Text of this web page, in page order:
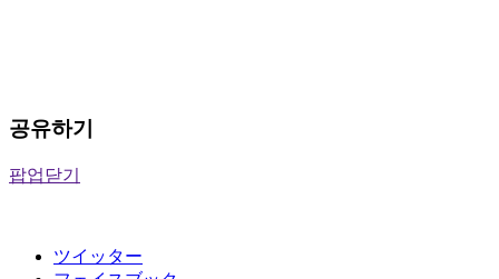
공유하기
팝업닫기
ツイッター